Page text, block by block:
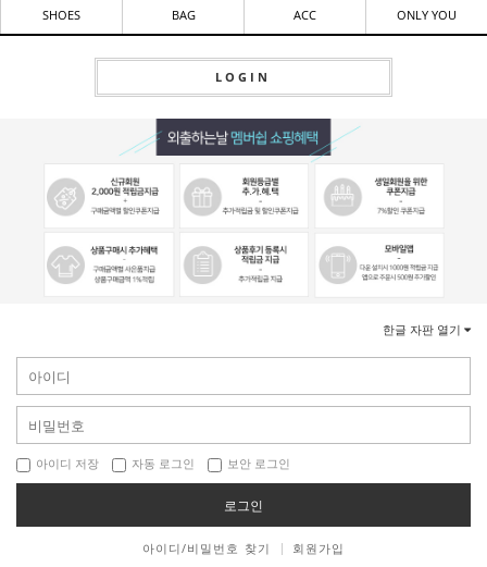
SHOES BAG ACC ONLY YOU
LOGIN
한글 자판 열기
아이디 저장 자동 로그인 보안 로그인
로그인
아이디/비밀번호 찾기 회원가입